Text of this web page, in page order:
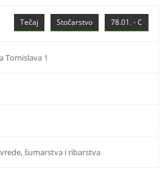
78.01. - C
Stočarstvo
Tečaj
Tomislava 1
šumarstva i ribarstva